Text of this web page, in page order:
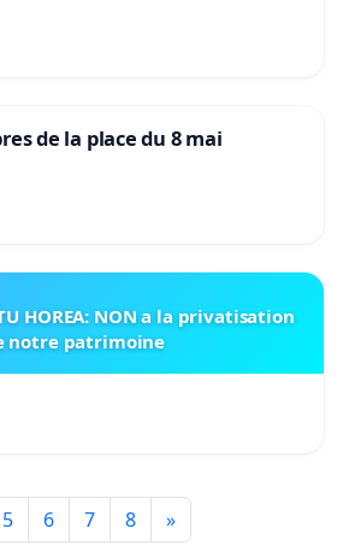
de la place du 8 mai
HOREA: NON a la privatisation
notre patrimoine
5 6 7 8 »